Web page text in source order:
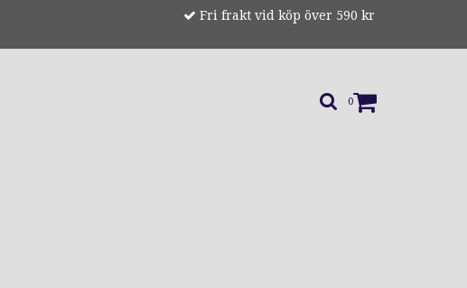
Fri frakt vid köp över 590 kr
0